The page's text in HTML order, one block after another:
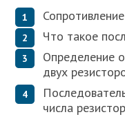
Что такое
Определение
двух
числа